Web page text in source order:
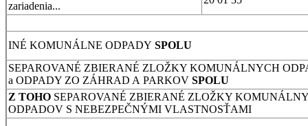
zariadenia...
INÉ KOMUNÁLNE ODPADY SPOLU
SEPAROVANÉ ZBIERANÉ ZLOŽKY KOMUNÁLNYCH
a ODPADY ZO ZÁHRAD A PARKOV SPOLU
Z TOHO SEPAROVANÉ ZBIERANÉ ZLOŽKY
ODPADOV S NEBEZPEČNÝMI VLASTNOSŤAMI